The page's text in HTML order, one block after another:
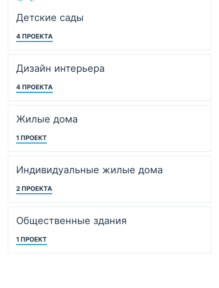
Детские сады
4 ПРОЕКТА
Дизайн интерьера
4 ПРОЕКТА
Жилые дома
1 ПРОЕКТ
Индивидуальные жилые дома
2 ПРОЕКТА
Общественные здания
1 ПРОЕКТ